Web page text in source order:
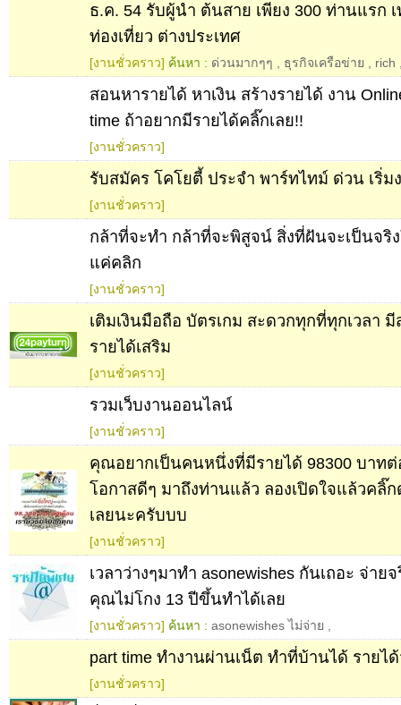
ธ.ค. 54 รับผู้นำ ต้นสาย เพียง 300 ท่านแรก
ท่องเที่ยว ต่างประเทศ
[งานชั่วคราว] ค้นหา : ด่วนมากๆๆ ธุรกิจเครือข่าย rich
สอนหารายได้ หาเงิน สร้างรายได้ งาน
time ถ้าอยากมีรายได้คลิ๊กเลย!!
[งานชั่วคราว]
รับสมัคร โคโยตี้ ประจำ พาร์ทไทม์ ด่วน เริ่
[งานชั่วคราว]
กล้าที่จะทำ กล้าที่จะพิสูจน์ สิ่งที่ฝันจะเป็นจริ
แค่คลิก
[งานชั่วคราว]
เติมเงินมือถือ บัตรเกม สะดวกทุกที่ทุกเวลา
รายได้เสริม
[งานชั่วคราว]
รวมเว็บงานออนไลน์
[งานชั่วคราว]
คุณอยากเป็นคนหนึ่งที่มีรายได้ 98300 บาทต่
โอกาสดีๆ มาถึงท่านแล้ว ลองเปิดใจแล้วคลิ๊ก
เลยนะครับบบ
[งานชั่วคราว]
เวลาว่างๆมาทำ asonewishes กันเถอะ จ่าย
คุณไม่โกง 13 ปีขึ้นทำได้เลย
[งานชั่วคราว] ค้นหา : asonewishes ไม่จ่าย
part time ทำงานผ่านเน็ต ทำที่บ้านได้ รายไ
[งานชั่วคราว]